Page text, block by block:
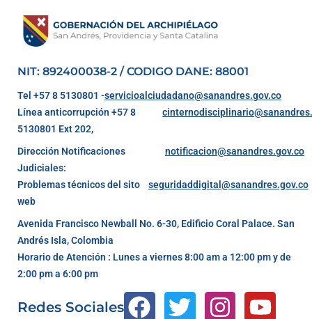
NIT: 892400038-2 / CODIGO DANE: 88001
Tel +57 8 5130801 -servicioalciudadano@sanandres.gov.co
Línea anticorrupción +57 8
5130801 Ext 202,
Dirección Notificaciones
Judiciales:
notificacion@sanandres.gov.co
Problemas técnicos del sito
web
seguridaddigital@sanandres.gov.co
Avenida Francisco Newball No. 6-30, Edificio Coral Palace. San
Andrés Isla, Colombia
Horario de Atención : Lunes a viernes 8:00 am a 12:00 pm y de
2:00 pm a 6:00 pm
Redes Sociales